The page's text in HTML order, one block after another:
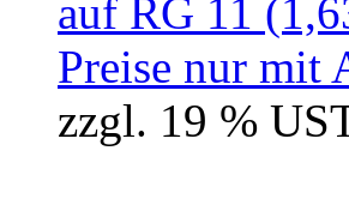
Preise nur mit
zzgl. 19 %